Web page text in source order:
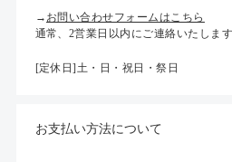
→ お問い合わせフォームはこちら
通常、2営業日以内にご連絡いたします
[定休日]土・日・祝日・祭日
お支払い方法について